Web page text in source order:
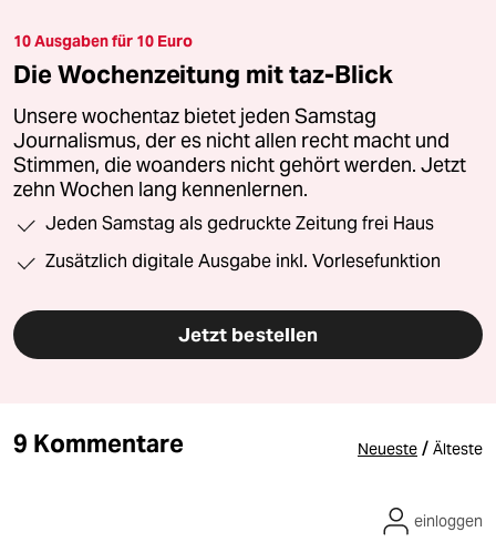
10 Ausgaben für 10 Euro
Die Wochenzeitung mit taz-Blick
Unsere wochentaz bietet jeden Samstag
Journalismus, der es nicht allen recht macht und
Stimmen, die woanders nicht gehört werden. Jetzt
zehn Wochen lang kennenlernen.
Jeden Samstag als gedruckte Zeitung frei Haus
Zusätzlich digitale Ausgabe inkl. Vorlesefunktion
Jetzt bestellen
9 Kommentare Neueste / Älteste
einloggen